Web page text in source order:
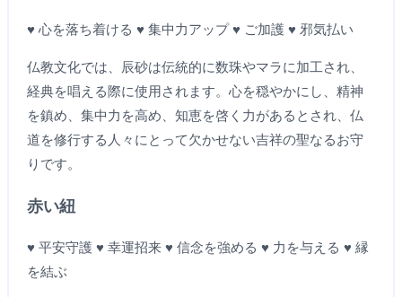
♥ 心を落ち着ける ♥ 集中力アップ ♥ ご加護 ♥ 邪気払い
仏教文化では、辰砂は伝統的に数珠やマラに加工され、
経典を唱える際に使用されます。心を穏やかにし、精神
を鎮め、集中力を高め、知恵を啓く力があるとされ、仏
道を修行する人々にとって欠かせない吉祥の聖なるお守
りです。
赤い紐
♥ 平安守護 ♥ 幸運招来 ♥ 信念を強める ♥ 力を与える ♥ 縁
を結ぶ